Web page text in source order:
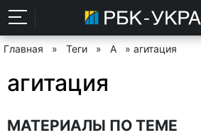
Главная » Теги » А » агитация
агитация
МАТЕРИАЛЫ ПО ТЕМЕ